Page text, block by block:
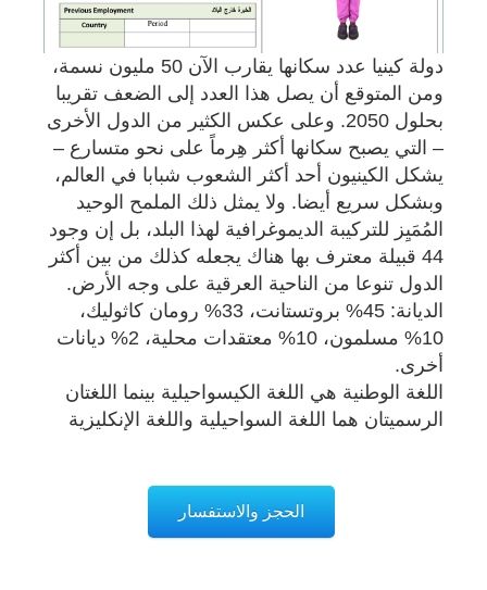
دولة كينيا عدد سكانها يقارب الآن 50 مليون نسمة،
ومن المتوقع أن يصل هذا العدد إلى الضعف تقريبا
بحلول 2050. وعلى عكس الكثير من الدول الأخرى
– التي يصبح سكانها أكثر هِرماً على نحو متسارع –
يشكل الكينيون أحد أكثر الشعوب شبابا في العالم،
وبشكل سريع أيضا. ولا يمثل ذلك الملمح الوحيد
المُمَيِز للتركيبة الديموغرافية لهذا البلد، بل إن وجود
44 قبيلة معترف بها هناك يجعله كذلك من بين أكثر
الدول تنوعا من الناحية العرقية على وجه الأرض.
الديانة: 45% بروتستانت، 33% رومان كاثوليك،
10% مسلمون، 10% معتقدات محلية، 2% ديانات
أخرى.
اللغة الوطنية هي اللغة الكيسواحيلية بينما اللغتان
الرسميتان هما اللغة السواحيلية واللغة الإنكليزية
الحجز والاستفسار